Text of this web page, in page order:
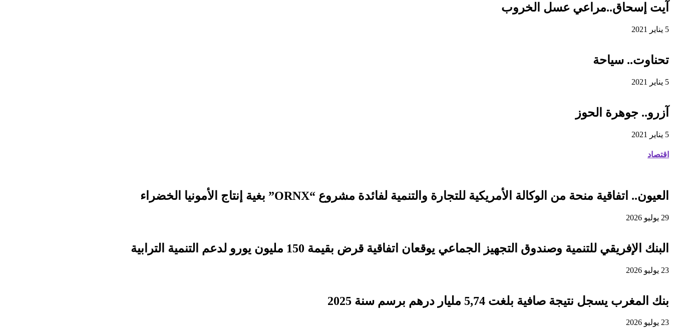
آيت إسحاق..مراعي عسل الخروب
5 يناير 2021
تحناوت.. سياحة
5 يناير 2021
آزرو.. جوهرة الحوز
5 يناير 2021
اقتصاد
العيون.. اتفاقية منحة من الوكالة الأمريكية للتجارة والتنمية لفائدة مشروع “ORNX” بغية إنتاج الأمونيا الخضراء
29 يوليو 2026
البنك الإفريقي للتنمية وصندوق التجهيز الجماعي يوقعان اتفاقية قرض بقيمة 150 مليون يورو لدعم التنمية الترابية
23 يوليو 2026
بنك المغرب يسجل نتيجة صافية بلغت 5,74 مليار درهم برسم سنة 2025
23 يوليو 2026